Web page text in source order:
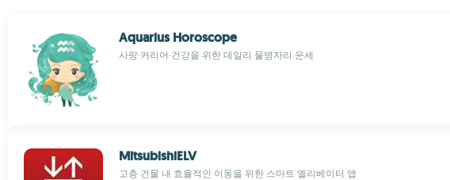
Aquarius Horoscope
사랑·커리어·건강을 위한 데일리 물병자리 운세
MitsubishiELV
고층 건물 내 효율적인 이동을 위한 스마트 엘리베이터 앱